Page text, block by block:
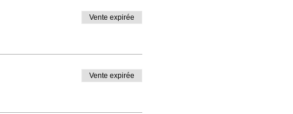
Vente expirée
Vente expirée